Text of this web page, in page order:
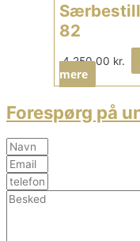
82
4.250,00 kr.
mere
Forespørg på